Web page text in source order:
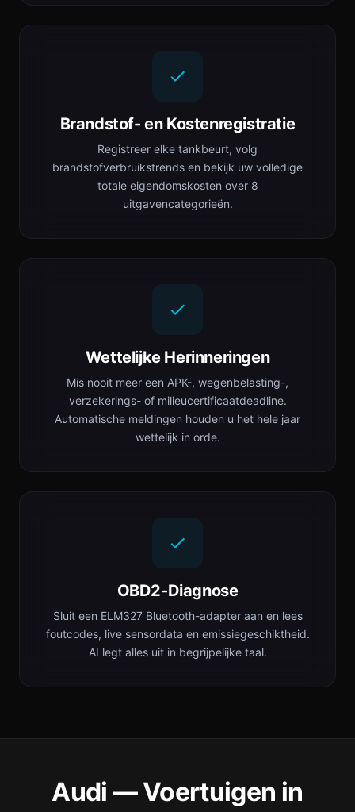
Brandstof- en Kostenregistratie
Registreer elke tankbeurt, volg
brandstofverbruikstrends en bekijk uw volledige
totale eigendomskosten over 8
uitgavencategorieën.
Wettelijke Herinneringen
Mis nooit meer een APK-, wegenbelasting-,
verzekerings- of milieucertificaatdeadline.
Automatische meldingen houden u het hele jaar
wettelijk in orde.
OBD2-Diagnose
Sluit een ELM327 Bluetooth-adapter aan en lees
foutcodes, live sensordata en emissiegeschiktheid.
AI legt alles uit in begrijpelijke taal.
Audi — Voertuigen in